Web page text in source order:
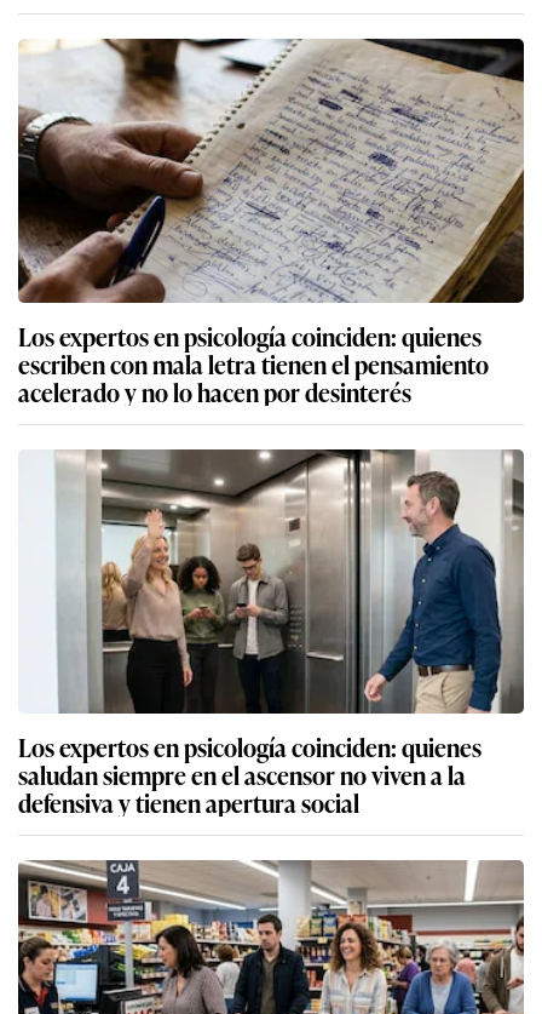
Los expertos en psicología coinciden: quienes
escriben con mala letra tienen el pensamiento
acelerado y no lo hacen por desinterés
Los expertos en psicología coinciden: quienes
saludan siempre en el ascensor no viven a la
defensiva y tienen apertura social